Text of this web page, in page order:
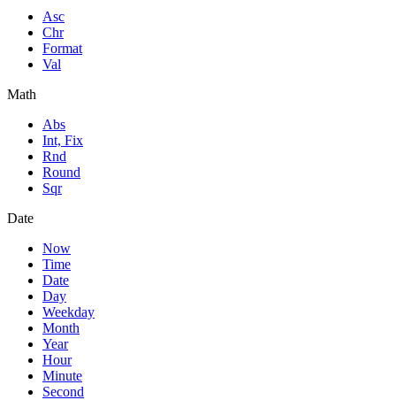
Asc
Chr
Format
Val
Math
Abs
Int, Fix
Rnd
Round
Sqr
Date
Now
Time
Date
Day
Weekday
Month
Year
Hour
Minute
Second